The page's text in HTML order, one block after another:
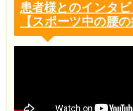
患者様とのインタ
【スポーツ中の腰の